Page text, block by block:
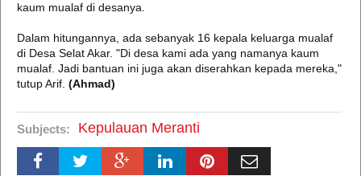
kaum mualaf di desanya.
Dalam hitungannya, ada sebanyak 16 kepala keluarga mualaf
di Desa Selat Akar. "Di desa kami ada yang namanya kaum
mualaf. Jadi bantuan ini juga akan diserahkan kepada mereka,"
tutup Arif. (Ahmad)
Subjects: Kepulauan Meranti